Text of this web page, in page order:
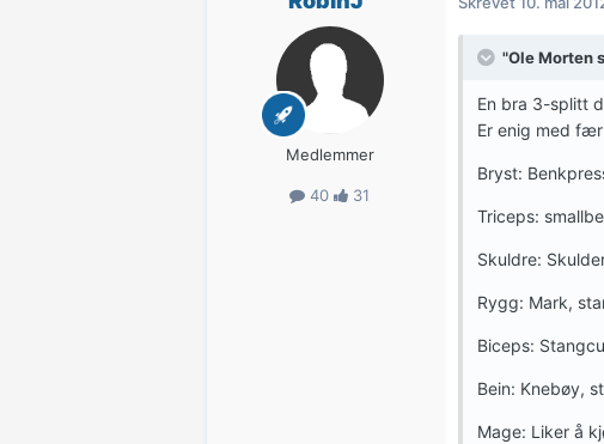
Medlemmer
40 31
"Ole Morten
En bra 3-splitt
Er enig med
Bryst:
Triceps:
Skuldre:
Rygg: Mark,
Biceps:
Bein: Knebøy,
Mage: Liker å